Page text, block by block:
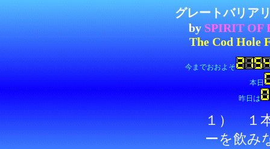
グレートバリア
by SPIRIT OF
The Cod Hole
今までおおよそ
本日
昨日は
１） １
ーを飲み